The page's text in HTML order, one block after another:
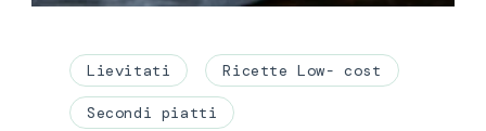
Lievitati Ricette Low- cost
Secondi piatti